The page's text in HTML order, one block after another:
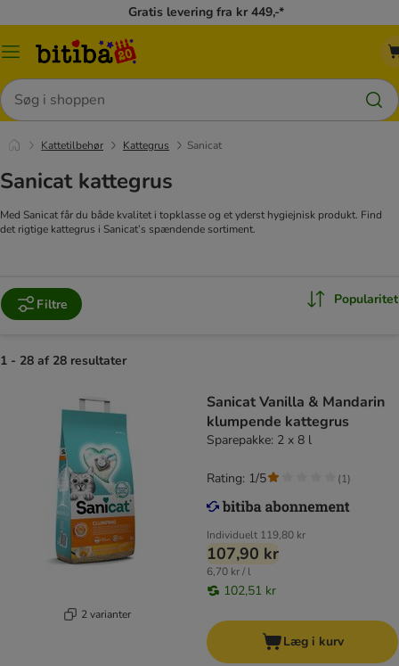
Gratis levering fra kr 449,-*
Menu
Søg
Kattetilbehør Kattegrus Sanicat
Sanicat kattegrus
Med Sanicat får du både kvalitet i topklasse og et yderst hygiejnisk produkt. Find
det rigtige kattegrus i Sanicat’s spændende sortiment.
Filtre Popularitet
1 - 28 af 28 resultater
2 varianter
Sanicat Vanilla & Mandarin
klumpende kattegrus
Sparepakke: 2 x 8 l
Individuelt 119,80 kr
107,90 kr
6,70 kr / l
102,51 kr
Rating: 1/5 (1)
Læg i kurv